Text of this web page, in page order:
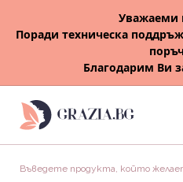
Уважаеми
Поради техническа
Благодарим Ви